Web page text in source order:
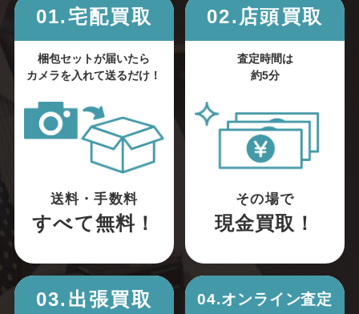
01.宅配買取
梱包セットが届いたら
カメラを入れて送るだけ！
送料・手数料
すべて無料！
02.店頭買取
査定時間は
約5分
その場で
現金買取！
03.出張買取 04.オンライン査定